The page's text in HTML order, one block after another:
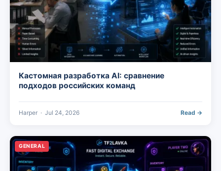
Кастомная разработка AI: сравнение
подходов российских команд
Harper · Jul 24, 2026 Read →
GENERAL